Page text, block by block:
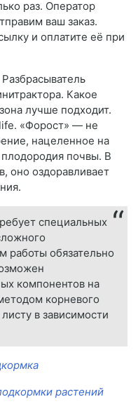
раз. Оператор
ваш заказ.
и оплатите её при
Какое
лучше подходит.
«Форост» — не
нацеленное на
плодородия почвы. В
оно оздоравливает
специальных
работы обязательно
компонентов на
корневого
в зависимости
растений